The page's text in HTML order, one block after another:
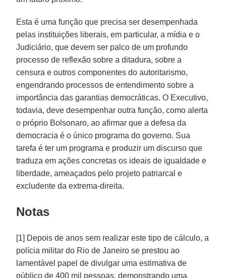
Esta é uma função que precisa ser desempenhada
pelas instituições liberais, em particular, a mídia e o
Judiciário, que devem ser palco de um profundo
processo de reflexão sobre a ditadura, sobre a
censura e outros componentes do autoritarismo,
engendrando processos de entendimento sobre a
importância das garantias democráticas. O Executivo,
todavia, deve desempenhar outra função, como alerta
o próprio Bolsonaro, ao afirmar que a defesa da
democracia é o único programa do governo. Sua
tarefa é ter um programa e produzir um discurso que
traduza em ações concretas os ideais de igualdade e
liberdade, ameaçados pelo projeto patriarcal e
excludente da extrema-direita.
Notas
[1] Depois de anos sem realizar este tipo de cálculo, a
polícia militar do Rio de Janeiro se prestou ao
lamentável papel de divulgar uma estimativa de
público de 400 mil pessoas, demonstrando uma